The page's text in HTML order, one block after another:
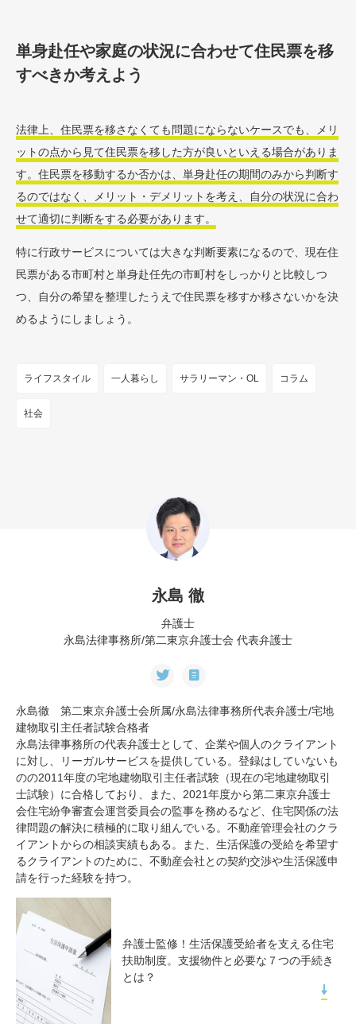
単身赴任や家庭の状況に合わせて住民票を移
すべきか考えよう
法律上、住民票を移さなくても問題にならないケースでも、メリ
ットの点から見て住民票を移した方が良いといえる場合がありま
す。住民票を移動するか否かは、単身赴任の期間のみから判断す
るのではなく、メリット・デメリットを考え、自分の状況に合わ
せて適切に判断をする必要があります。
特に行政サービスについては大きな判断要素になるので、現在住
民票がある市町村と単身赴任先の市町村をしっかりと比較しつ
つ、自分の希望を整理したうえで住民票を移すか移さないかを決
めるようにしましょう。
ライフスタイル 一人暮らし サラリーマン・OL コラム
社会
永島 徹
弁護士
永島法律事務所/第二東京弁護士会 代表弁護士
永島徹 第二東京弁護士会所属/永島法律事務所代表弁護士/宅地
建物取引主任者試験合格者
永島法律事務所の代表弁護士として、企業や個人のクライアント
に対し、リーガルサービスを提供している。登録はしていないも
のの2011年度の宅地建物取引主任者試験（現在の宅地建物取引
士試験）に合格しており、また、2021年度から第二東京弁護士
会住宅紛争審査会運営委員会の監事を務めるなど、住宅関係の法
律問題の解決に積極的に取り組んでいる。不動産管理会社のクラ
イアントからの相談実績もある。また、生活保護の受給を希望す
るクライアントのために、不動産会社との契約交渉や生活保護申
請を行った経験を持つ。
弁護士監修！生活保護受給者を支える住宅
扶助制度。支援物件と必要な７つの手続き
とは？